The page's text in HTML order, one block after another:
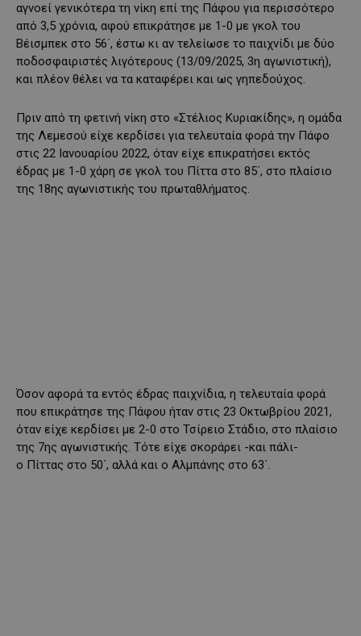
αγνοεί γενικότερα τη νίκη επί της Πάφου για περισσότερο
από 3,5 χρόνια, αφού επικράτησε με 1-0 με γκολ του
Βέισμπεκ στο 56΄, έστω κι αν τελείωσε το παιχνίδι με δύο
ποδοσφαιριστές λιγότερους (13/09/2025, 3η αγωνιστική),
και πλέον θέλει να τα καταφέρει και ως γηπεδούχος.
Πριν από τη φετινή νίκη στο «Στέλιος Κυριακίδης», η ομάδα
της Λεμεσού είχε κερδίσει για τελευταία φορά την Πάφο
στις 22 Ιανουαρίου 2022, όταν είχε επικρατήσει εκτός
έδρας με 1-0 χάρη σε γκολ του Πίττα στο 85΄, στο πλαίσιο
της 18ης αγωνιστικής του πρωταθλήματος.
Όσον αφορά τα εντός έδρας παιχνίδια, η τελευταία φορά
που επικράτησε της Πάφου ήταν στις 23 Οκτωβρίου 2021,
όταν είχε κερδίσει με 2-0 στο Τσίρειο Στάδιο, στο πλαίσιο
της 7ης αγωνιστικής. Τότε είχε σκοράρει -και πάλι-
ο Πίττας στο 50΄, αλλά και ο Αλμπάνης στο 63΄.